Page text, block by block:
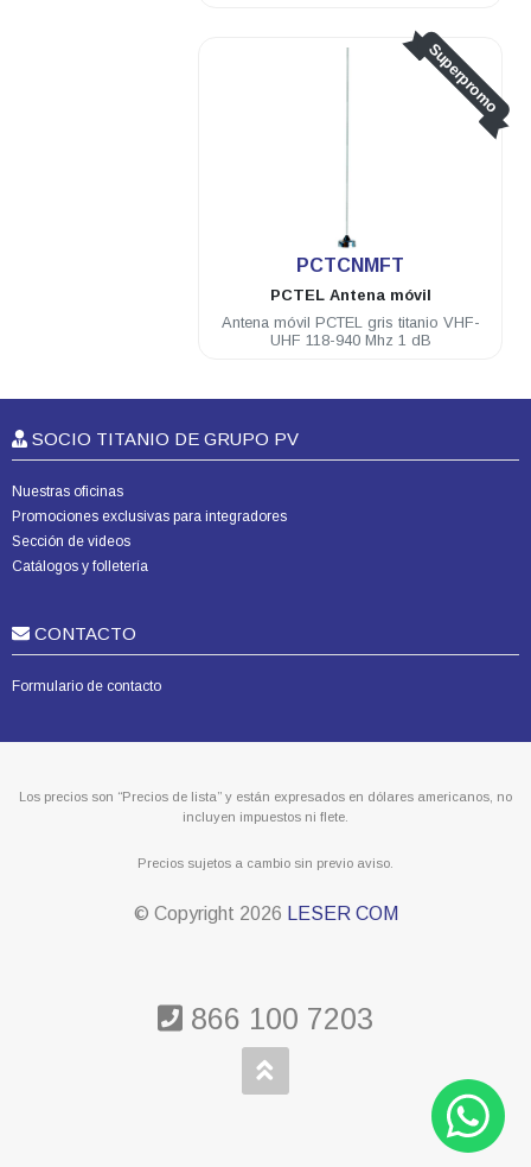
Superpromo
PCTCNMFT
PCTEL Antena móvil
Antena móvil PCTEL gris titanio VHF-
UHF 118-940 Mhz 1 dB
SOCIO TITANIO DE GRUPO PV
Nuestras oficinas
Promociones exclusivas para integradores
Sección de videos
Catálogos y folletería
CONTACTO
Formulario de contacto
Los precios son “Precios de lista” y están expresados en dólares americanos, no
incluyen impuestos ni flete.
Precios sujetos a cambio sin previo aviso.
© Copyright 2026 LESER COM
866 100 7203